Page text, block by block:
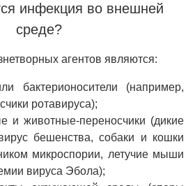
инфекция во внешней
среде?
агентов являются:
бактерионосители (например,
ротавируса);
и животные-переносчики (дикие
бешенства, собаки и кошки
микроспории, летучие мыши
вируса Эбола);